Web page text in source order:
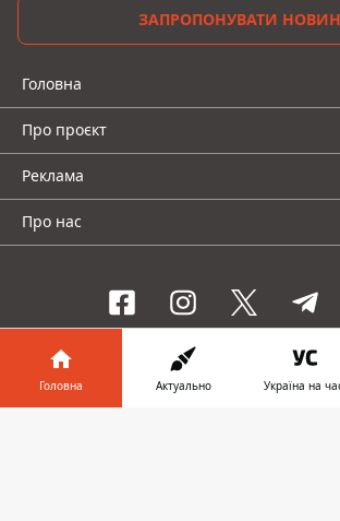
ЗАПРОПОНУВАТИ
Головна
Про проєкт
Реклама
Про нас
Інформатор проекти
Головна Актуально Україна на